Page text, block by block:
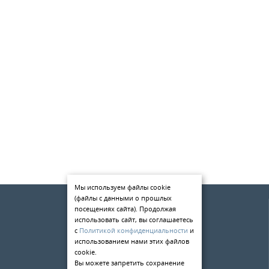
О компании
Услуги
Статьи
Мы используем файлы cookie
(файлы с данными о прошлых
посещениях сайта). Продолжая
использовать сайт, вы соглашаетесь
с Политикой конфиденциальности и
использованием нами этих файлов
cookie.
Вы можете запретить сохранение